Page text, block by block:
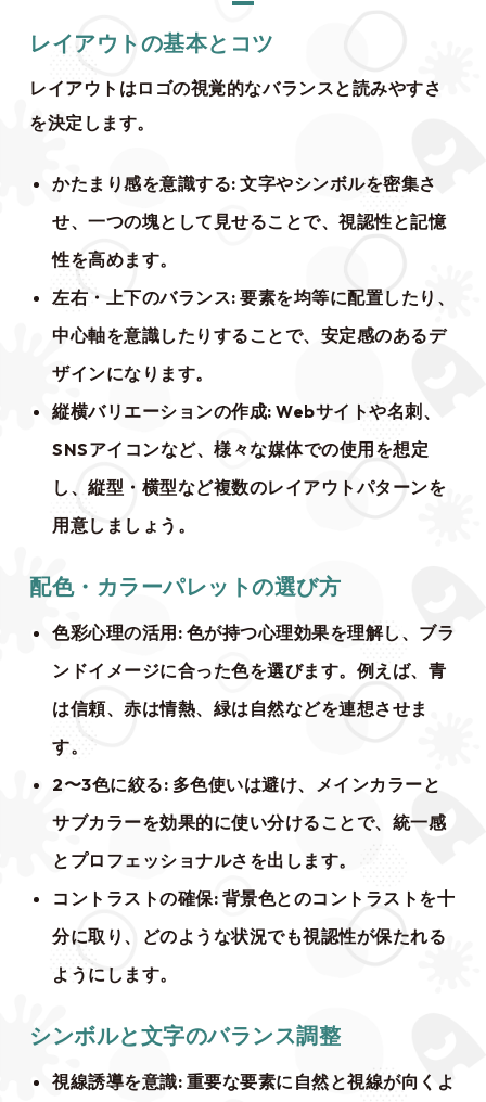
レイアウトの基本とコツ
レイアウトはロゴの視覚的なバランスと読みやすさ
を決定します。
かたまり感を意識する: 文字やシンボルを密集さ
せ、一つの塊として見せることで、視認性と記憶
性を高めます。
左右・上下のバランス: 要素を均等に配置したり、
中心軸を意識したりすることで、安定感のあるデ
ザインになります。
縦横バリエーションの作成: Webサイトや名刺、
SNSアイコンなど、様々な媒体での使用を想定
し、縦型・横型など複数のレイアウトパターンを
用意しましょう。
配色・カラーパレットの選び方
色彩心理の活用 : 色が持つ心理効果を理解し、ブラ
ンドイメージに合った色を選びます。例えば、青
は信頼、赤は情熱、緑は自然などを連想させま
す。
2〜3色に絞る: 多色使いは避け、メインカラーと
サブカラーを効果的に使い分けることで、統一感
とプロフェッショナルさを出します。
コントラストの確保: 背景色とのコントラストを十
分に取り、どのような状況でも視認性が保たれる
ようにします。
シンボルと文字のバランス調整
視線誘導を意識: 重要な要素に自然と視線が向くよ